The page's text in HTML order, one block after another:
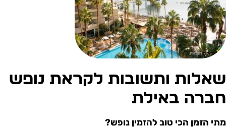
ותשובות לקראת נופש
באילת
הזמן הכי טוב להזמין נופש?